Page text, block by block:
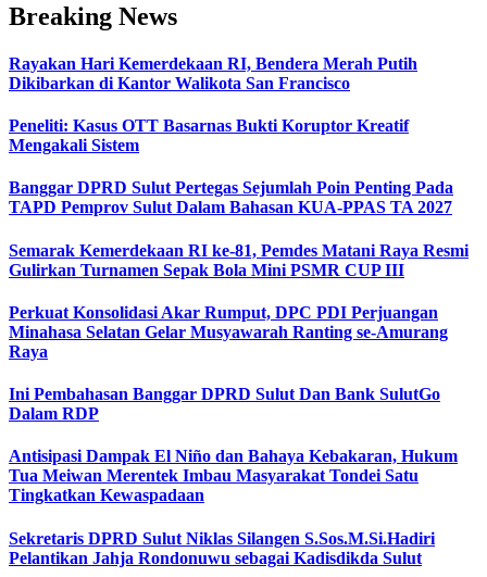
Breaking News
Rayakan Hari Kemerdekaan RI, Bendera Merah Putih
Dikibarkan di Kantor Walikota San Francisco
Peneliti: Kasus OTT Basarnas Bukti Koruptor Kreatif
Mengakali Sistem
Banggar DPRD Sulut Pertegas Sejumlah Poin Penting Pada
TAPD Pemprov Sulut Dalam Bahasan KUA-PPAS TA 2027
Semarak Kemerdekaan RI ke-81, Pemdes Matani Raya Resmi
Gulirkan Turnamen Sepak Bola Mini PSMR CUP III
Perkuat Konsolidasi Akar Rumput, DPC PDI Perjuangan
Minahasa Selatan Gelar Musyawarah Ranting se-Amurang
Raya
Ini Pembahasan Banggar DPRD Sulut Dan Bank SulutGo
Dalam RDP
Antisipasi Dampak El Niño dan Bahaya Kebakaran, Hukum
Tua Meiwan Merentek Imbau Masyarakat Tondei Satu
Tingkatkan Kewaspadaan
Sekretaris DPRD Sulut Niklas Silangen S.Sos.M.Si.Hadiri
Pelantikan Jahja Rondonuwu sebagai Kadisdikda Sulut